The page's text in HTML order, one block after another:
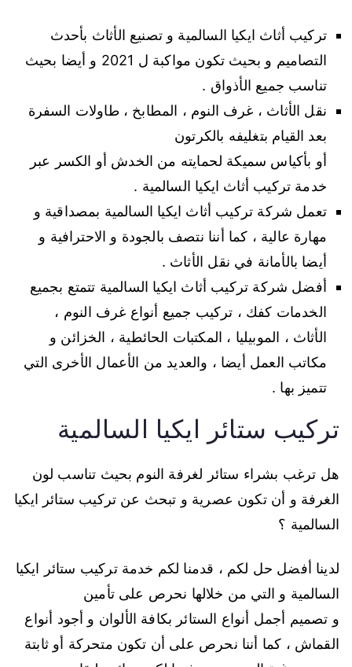
تركيب أثاث ايكيا السالمية و تصنيع الأثاث بأحدث
التصاميم و بحيث تكون مواكبة ل 2021 و أيضا بحيث
تناسب جميع الأذواق .
نقل الأثاث ، غرف النوم ، المطابخ ، طاولات السفرة
بعد القيام بتغليفه بالكرتون
أو بأكياس سميكة لحمايته من الخدش أو الكسر عبر
خدمة تركيب أثاث ايكيا السالمية .
تعمل شركة تركيب أثاث ايكيا السالمية بمصداقية و
مهارة عالية ، كما أننا نتصف بالجودة و الاحترافية و
أيضا بالأمانة في نقل الأثاث .
أفضل شركة تركيب أثاث ايكيا السالمية تتمتع بجميع
الخدمات كفك ، تركيب جميع أنواع غرف النوم ،
الأثاث ، الموبيليا ، المكتبات الحائطية ، الخزائن و
مكاتب العمل أيضا ، والعديد من الأعمال الأخرى التي
تتميز بها .
تركيب ستائر ايكيا السالمية
هل ترغب بشراء ستائر لغرفة النوم بحيث تناسب لون
الغرفة و أن تكون عصرية و تبحث عن تركيب ستائر ايكيا
السالمية ؟
لدينا أفضل حل لكم ، قدمنا لكم خدمة تركيب ستائر ايكيا
السالمية و التي من خلالها نحرص على تأمين
و تصميم أجمل أنواع الستائر بكافة الألوان و أجود أنواع
القماش ، كما أننا نحرص على أن تكون متحركة أو ثابتة